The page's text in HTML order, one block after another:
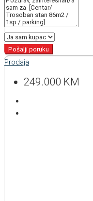
Pošalji poruku
Prodaja
249.000 KM